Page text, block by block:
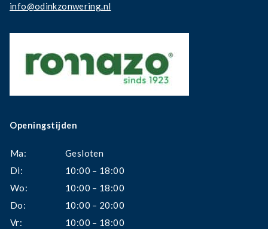
info@odinkzonwering.nl
Openingstijden
Ma:
Gesloten
Di:
10:00 – 18:00
Wo:
10:00 – 18:00
Do:
10:00 – 20:00
Vr:
10:00 – 18:00